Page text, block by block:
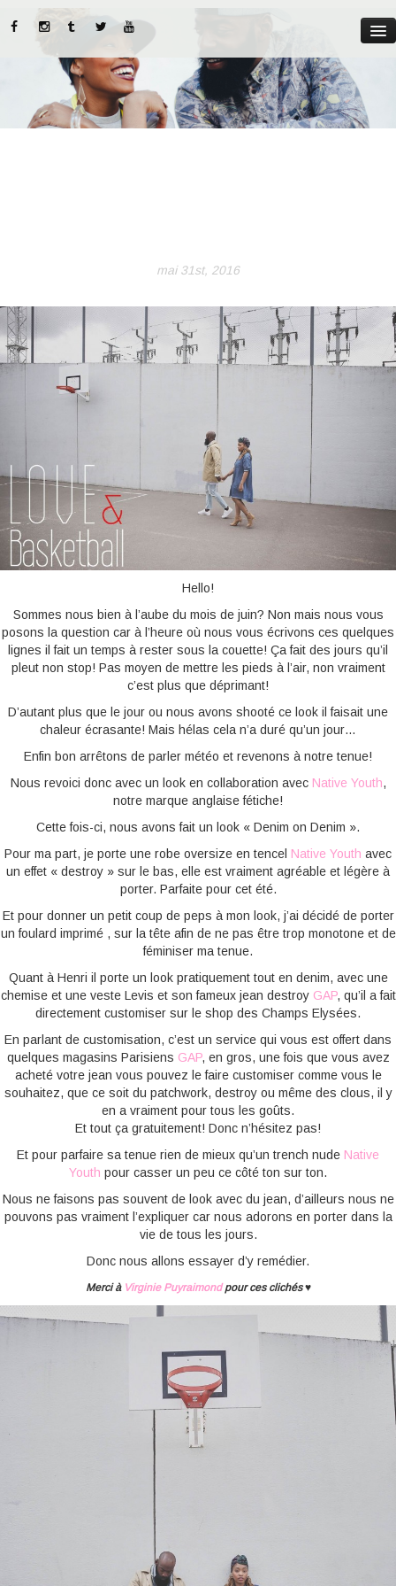
MYST
ABOUT US
BEAUTY TIPS
PARUTIONS
mai 31st, 2016
Hello!
Sommes nous bien à l’aube du mois de juin? Non mais nous vous
posons la question car à l’heure où nous vous écrivons ces quelques
lignes il fait un temps à rester sous la couette! Ça fait des jours qu’il
pleut non stop! Pas moyen de mettre les pieds à l’air, non vraiment
c’est plus que déprimant!
D’autant plus que le jour ou nous avons shooté ce look il faisait une
chaleur écrasante! Mais hélas cela n’a duré qu’un jour…
Enfin bon arrêtons de parler météo et revenons à notre tenue!
Nous revoici donc avec un look en collaboration avec Native Youth,
notre marque anglaise fétiche!
Cette fois-ci, nous avons fait un look « Denim on Denim ».
Pour ma part, je porte une robe oversize en tencel Native Youth avec
un effet « destroy » sur le bas, elle est vraiment agréable et légère à
porter. Parfaite pour cet été.
Et pour donner un petit coup de peps à mon look, j’ai décidé de porter
un foulard imprimé , sur la tête afin de ne pas être trop monotone et de
féminiser ma tenue.
Quant à Henri il porte un look pratiquement tout en denim, avec une
chemise et une veste Levis et son fameux jean destroy GAP, qu’il a fait
directement customiser sur le shop des Champs Elysées.
En parlant de customisation, c’est un service qui vous est offert dans
quelques magasins Parisiens GAP, en gros, une fois que vous avez
acheté votre jean vous pouvez le faire customiser comme vous le
souhaitez, que ce soit du patchwork, destroy ou même des clous, il y
en a vraiment pour tous les goûts.
Et tout ça gratuitement! Donc n’hésitez pas!
Et pour parfaire sa tenue rien de mieux qu’un trench nude Native
Youth pour casser un peu ce côté ton sur ton.
Nous ne faisons pas souvent de look avec du jean, d’ailleurs nous ne
pouvons pas vraiment l’expliquer car nous adorons en porter dans la
vie de tous les jours.
Donc nous allons essayer d’y remédier.
Merci à Virginie Puyraimondpour ces clichés ♥